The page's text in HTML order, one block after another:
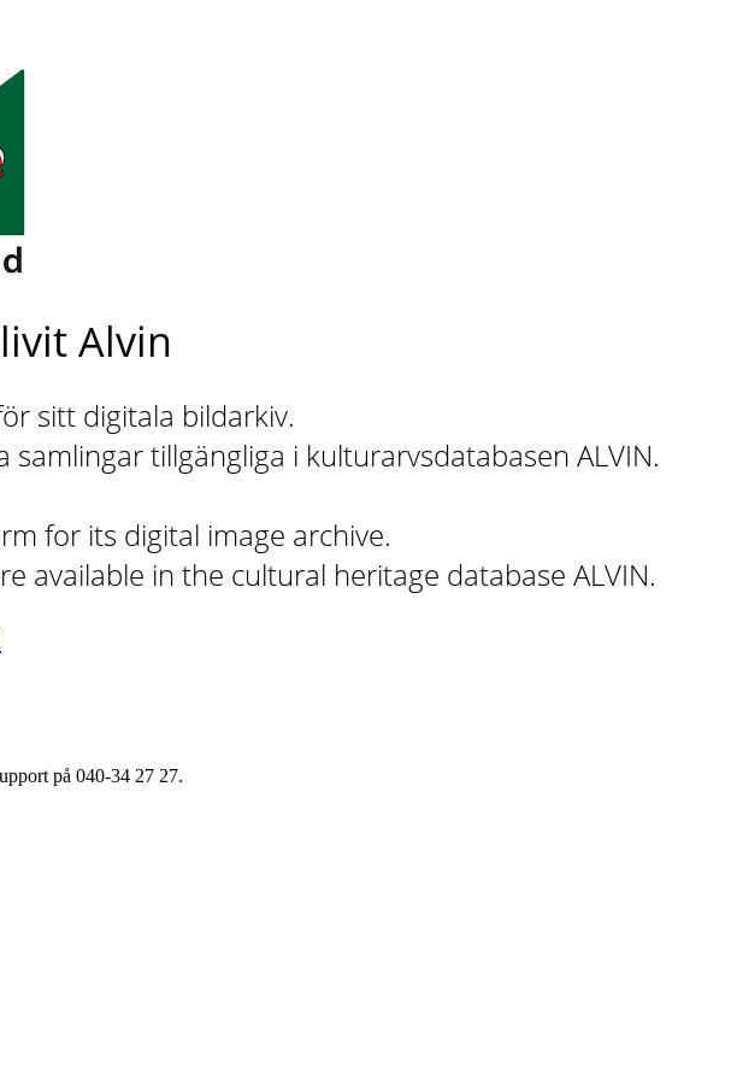
Alvin
sitt digitala bildarkiv.
tillgängliga i kulturarvsdatabasen ALVIN.
for its digital image archive.
available in the cultural heritage database ALVIN.
på 040-34 27 27.